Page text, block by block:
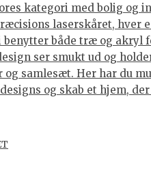
kategori med bolig
laserskåret, hver
både træ og akryl
ser smukt ud og
og samlesæt. Her har du
og skab et hjem,